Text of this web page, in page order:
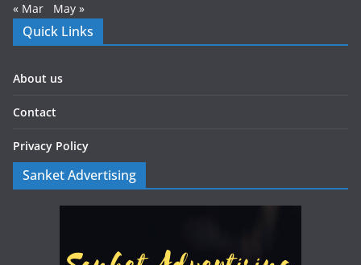
« Mar May »
Quick Links
About us
Contact
Privacy Policy
Sanket Advertising